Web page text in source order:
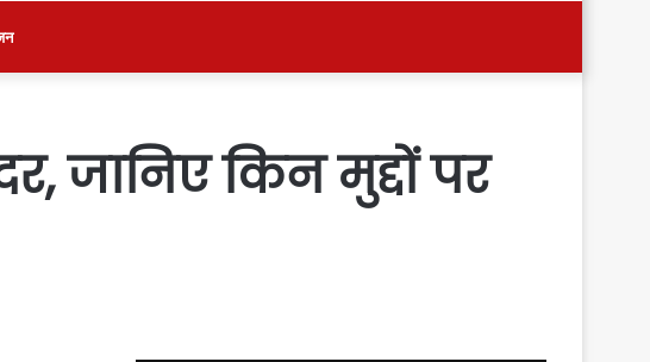
जानिए किन मुद्दों पर